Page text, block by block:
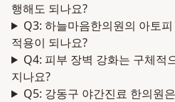
행해도 되나요?
Q3: 하늘마음한의원의 아토
적용이 되나요?
Q4: 피부 장벽 강화는 구체적
지나요?
Q5: 강동구 야간진료 한의원